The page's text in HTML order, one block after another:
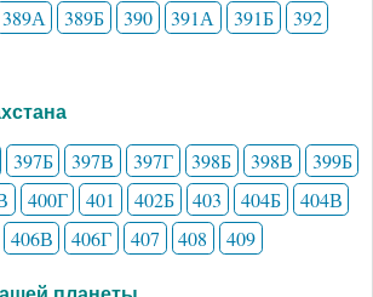
389А 389Б 390 391А 391Б
392
397Б 397В 397Г 398Б 398В
399Б
400Г 401 402Б 403 404Б
404В
406В 406Г 407 408 409